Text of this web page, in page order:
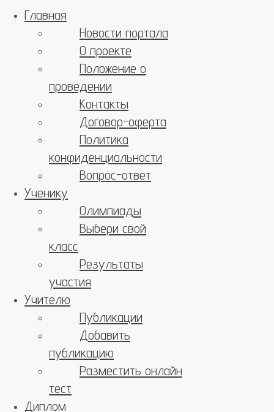
Главная
Новости портала
О проекте
Положение о
проведении
Контакты
Договор-оферта
Политика
конфиденциальности
Вопрос-ответ
Ученику
Олимпиады
Выбери свой
класс
Результаты
участия
Учителю
Публикации
Добавить
публикацию
Разместить онлайн
тест
Диплом